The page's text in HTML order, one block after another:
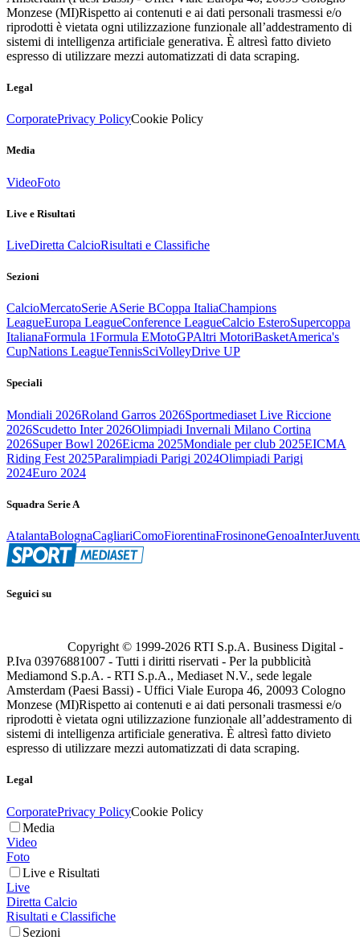
Monzese (MI)Rispetto ai contenuti e ai dati personali trasmessi e/o
riprodotti è vietata ogni utilizzazione funzionale all’addestramento di
sistemi di intelligenza artificiale generativa. È altresì fatto divieto
espresso di utilizzare mezzi automatizzati di data scraping.
Legal
CorporatePrivacy PolicyCookie Policy
Media
VideoFoto
Live e Risultati
LiveDiretta CalcioRisultati e Classifiche
Sezioni
CalcioMercatoSerie ASerie BCoppa ItaliaChampions
LeagueEuropa LeagueConference LeagueCalcio EsteroSupercoppa
ItalianaFormula 1Formula EMotoGPAltri MotoriBasketAmerica's
CupNations LeagueTennisSciVolleyDrive UP
Speciali
Mondiali 2026Roland Garros 2026Sportmediaset Live Riccione
2026Scudetto Inter 2026Olimpiadi Invernali Milano Cortina
2026Super Bowl 2026Eicma 2025Mondiale per club 2025EICMA
Riding Fest 2025Paralimpiadi Parigi 2024Olimpiadi Parigi
2024Euro 2024
Squadra Serie A
AtalantaBolognaCagliariComoFiorentinaFrosinoneGenoaInter
Seguici su
Copyright © 1999-2026 RTI S.p.A. Business Digital -
P.Iva 03976881007 - Tutti i diritti riservati - Per la pubblicità
Mediamond S.p.A. - RTI S.p.A., Mediaset N.V., sede legale
Amsterdam (Paesi Bassi) - Uffici Viale Europa 46, 20093 Cologno
Monzese (MI)Rispetto ai contenuti e ai dati personali trasmessi e/o
riprodotti è vietata ogni utilizzazione funzionale all’addestramento di
sistemi di intelligenza artificiale generativa. È altresì fatto divieto
espresso di utilizzare mezzi automatizzati di data scraping.
Legal
CorporatePrivacy PolicyCookie Policy
Media
Video
Foto
Live e Risultati
Live
Diretta Calcio
Risultati e Classifiche
Sezioni